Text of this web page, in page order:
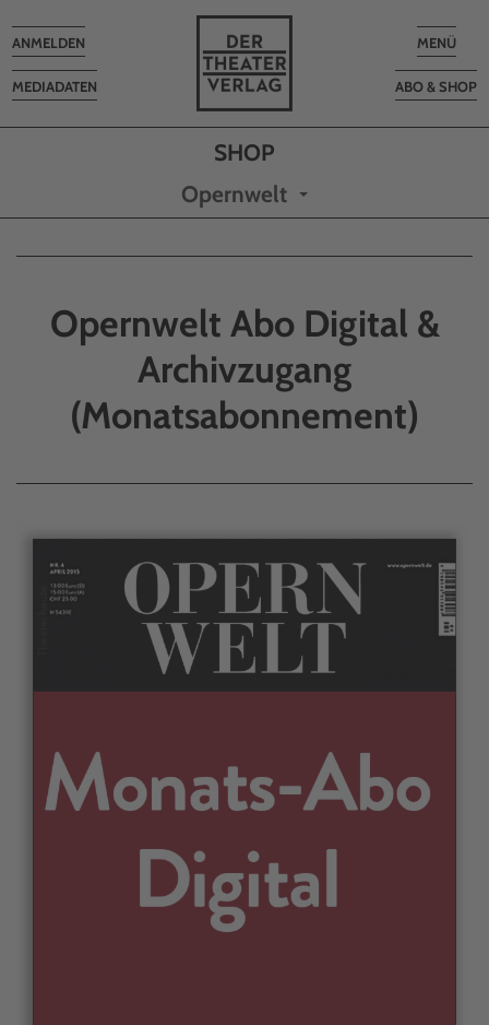
Toggle
MENÜ
ABO & SHOP
MEDIADATEN
Toggle
navigation
ANMELDEN
Opernwelt
Opernwelt Abo Digital &
Archivzugang
(Monatsabonnement)